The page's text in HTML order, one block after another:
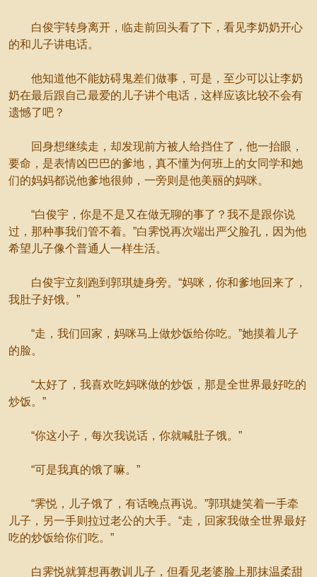
白俊宇转身离开，临走前回头看了下，看见李奶奶开心
的和儿子讲电话。
他知道他不能妨碍鬼差们做事，可是，至少可以让李奶
奶在最后跟自己最爱的儿子讲个电话，这样应该比较不会有
遗憾了吧？
回身想继续走，却发现前方被人给挡住了，他一抬眼，
要命，是表情凶巴巴的爹地，真不懂为何班上的女同学和她
们的妈妈都说他爹地很帅，一旁则是他美丽的妈咪。
“白俊宇，你是不是又在做无聊的事了？我不是跟你说
过，那种事我们管不着。”白霁悦再次端出严父脸孔，因为他
希望儿子像个普通人一样生活。
白俊宇立刻跑到郭琪婕身旁。“妈咪，你和爹地回来了，
我肚子好饿。”
“走，我们回家，妈咪马上做炒饭给你吃。”她摸着儿子
的脸。
“太好了，我喜欢吃妈咪做的炒饭，那是全世界最好吃的
炒饭。”
“你这小子，每次我说话，你就喊肚子饿。”
“可是我真的饿了嘛。”
“霁悦，儿子饿了，有话晚点再说。”郭琪婕笑着一手牵
儿子，另一手则拉过老公的大手。“走，回家我做全世界最好
吃的炒饭给你们吃。”
白霁悦就算想再教训儿子，但看见老婆脸上那抹温柔甜